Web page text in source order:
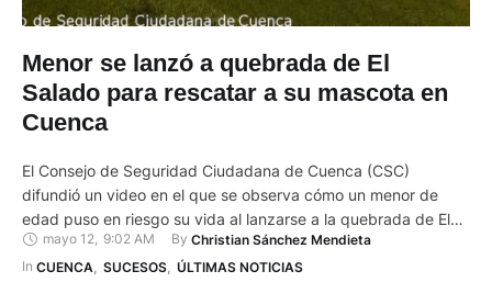
Menor se lanzó a quebrada de El
Salado para rescatar a su mascota en
Cuenca
El Consejo de Seguridad Ciudadana de Cuenca (CSC)
difundió un video en el que se observa cómo un menor de
edad puso en riesgo su vida al lanzarse a la quebrada de El
Salado para rescatar a su mascota. Las imágenes fueron
captadas el 11 de mayo a las 20:06 y además muestran el
mayo 12, 9:02 AM By Christian Sánchez Mendieta
In CUENCA SUCESOS, ÚLTIMAS NOTICIAS